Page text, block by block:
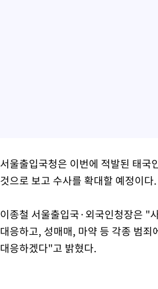
서울출입국청은 이번에 적발된 태국
것으로 보고 수사를 확대할 예정이다.
이종철 서울출입국·외국인청장은 "
대응하고, 성매매, 마약 등 각종 범
대응하겠다"고 밝혔다.